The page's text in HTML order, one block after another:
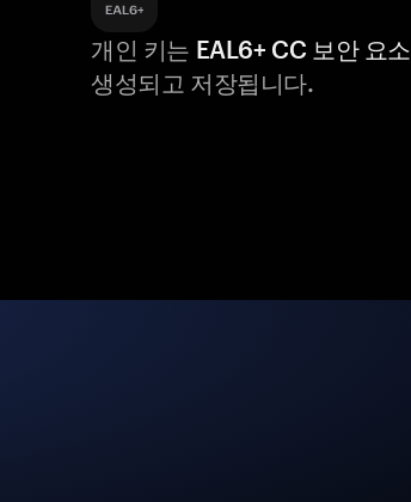
개인 키는 EAL6+ CC 보안 요소
생성되고 저장됩니다.